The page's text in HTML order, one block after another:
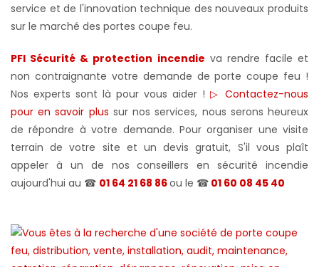
service et de l'innovation technique des nouveaux produits
sur le marché des portes coupe feu.
PFI Sécurité & protection incendie va rendre facile et
non contraignante votre demande de porte coupe feu !
Nos experts sont là pour vous aider ! ▷ Contactez-nous
pour en savoir plus sur nos services, nous serons heureux
de répondre à votre demande. Pour organiser une visite
terrain de votre site et un devis gratuit, S'il vous plaît
appeler à un de nos conseillers en sécurité incendie
aujourd'hui au ☎ 01 64 21 68 86ou le ☎ 01 60 08 45 40